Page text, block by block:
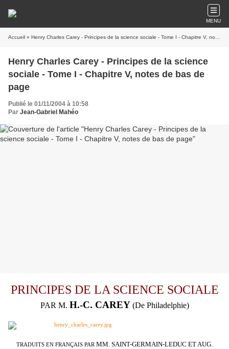
MENU
Accueil » Henry Charles Carey - Principes de la science sociale - Tome I - Chapitre V, notes de bas de page
Henry Charles Carey - Principes de la science
sociale - Tome I - Chapitre V, notes de bas de
page
Publié le 01/11/2004 à 10:58
Par Jean-Gabriel Mahéo
PRINCIPES DE LA SCIENCE SOCIALE
PAR M. H.-C. CAREY (De Philadelphie)
TRADUITS EN FRANÇAIS PARMM. SAINT-GERMAIN-LEDUC ET AUG.